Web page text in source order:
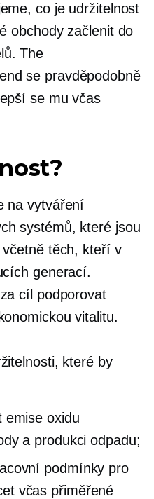
co je udržitelnost
obchody začlenit do
The
se pravděpodobně
se mu včas
na vytváření
systémů, které jsou
těch, kteří v
generací.
cíl podporovat
vitalitu.
které by
emise oxidu
a produkci odpadu;
podmínky pro
včas přiměřené